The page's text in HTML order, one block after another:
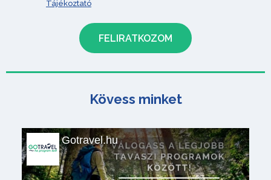
Tájékoztató
Kövess minket
Gotravel.hu